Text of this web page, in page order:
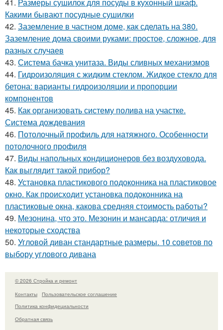
41. Размеры сушилок для посуды в кухонный шкаф.
Какими бывают посудные сушилки
42. Заземление в частном доме, как сделать на 380.
Заземление дома своими руками: простое, сложное, для
разных случаев
43. Система бачка унитаза. Виды сливных механизмов
44. Гидроизоляция с жидким стеклом. Жидкое стекло для
бетона: варианты гидроизоляции и пропорции
компонентов
45. Как организовать систему полива на участке.
Система дождевания
46. Потолочный профиль для натяжного. Особенности
потолочного профиля
47. Виды напольных кондиционеров без воздуховода.
Как выглядит такой прибор?
48. Установка пластикового подоконника на пластиковое
окно. Как происходит установка подоконника на
пластиковые окна, какова средняя стоимость работы?
49. Мезонина, что это. Мезонин и мансарда: отличия и
некоторые сходства
50. Угловой диван стандартные размеры. 10 советов по
выбору углового дивана
© 2026 Стройка и ремонт
Контакты
Пользовательское соглашение
Политика конфидециальности
Обратная связь